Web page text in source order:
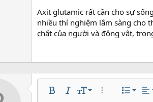
Axit glutamic rất cần cho sự
nhiều thí nghiệm lâm sàng cho
chất của người và động vật,
Bold In nghiêng
Kích thướcThêm tùy
DanhCăn